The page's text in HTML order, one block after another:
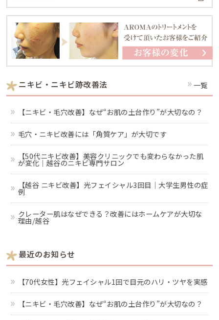
ニキビ・ニキビ跡改善法 一覧
【ニキビ・毛穴改善】なぜ“お肌の土台作り”が大切なの？
毛穴・ニキビ改善には「角質ケア」が大切です
【50代ニキビ改善】美容クリニックでも変わらなかった肌
が変化｜越谷のニキビ専門サロン
【越谷 ニキビ改善】光フェイシャル3回目｜大学生男性の症
例
クレーター肌はなぜできる？改善にはホームケアが大切な
理由/越谷
最近のお知らせ
【70代女性】光フェイシャル1回で目元のハリ・ツヤを実感
【ニキビ・毛穴改善】なぜ“お肌の土台作り”が大切なの？